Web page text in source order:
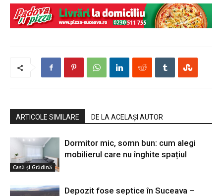
ARTICOLE SIMILARE DE LA ACELAȘI AUTOR
Casă şi Grădină
Dormitor mic, somn bun: cum alegi
mobilierul care nu înghite spațiul
Depozit fose septice în Suceava –